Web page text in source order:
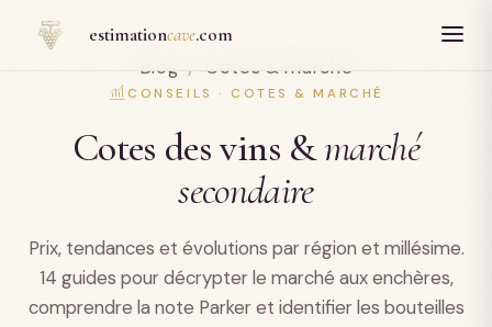
estimationcave.com
Blog / Cotes & marché
CONSEILS · COTES & MARCHÉ
Cotes des vins &marché
secondaire
Prix, tendances et évolutions par région et millésime.
14 guides pour décrypter le marché aux enchères,
comprendre la note Parker et identifier les bouteilles